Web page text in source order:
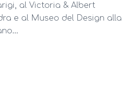
al Victoria & Albert
e al Museo del Design alla